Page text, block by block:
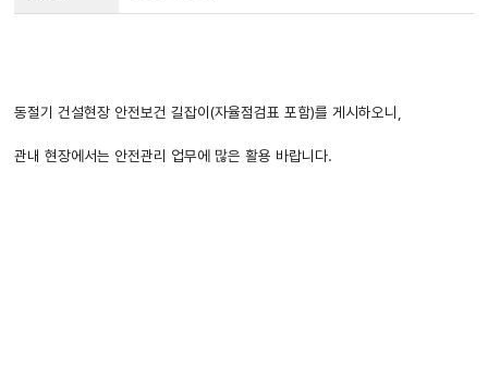
동절기 건설현장 안전보건 길잡이(자율점검표 포함)를 게시하오니,
관내 현장에서는 안전관리 업무에 많은 활용 바랍니다.